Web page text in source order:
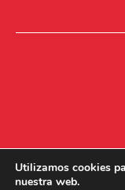
Utilizamos cookies
nuestra web.